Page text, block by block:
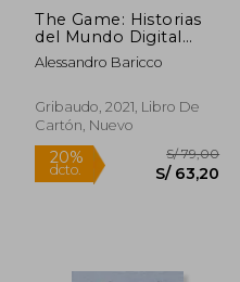
The Game: Historias
del Mundo Digital
Para Jovenes
Aventureros
Alessandro Baricco
Gribaudo, 2021, Libro De
Cartón, Nuevo